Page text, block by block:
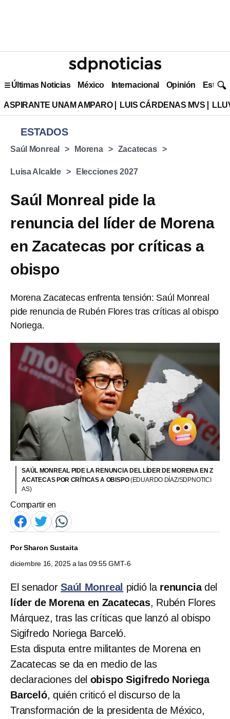
Últimas Noticias México Internacional Opinión Estilo
ASPIRANTE UNAM AMPARO LUIS CÁRDENAS MVS
ESTADOS
Saúl Monreal Morena Zacatecas
Luisa Alcalde Elecciones 2027
Saúl Monreal pide la
renuncia del líder de Morena
en Zacatecas por críticas a
obispo
Morena Zacatecas enfrenta tensión: Saúl Monreal
pide renuncia de Rubén Flores tras críticas al obispo
Noriega.
SAÚL MONREAL PIDE LA RENUNCIA DEL LÍDER DE MORENA EN Z
ACATECAS POR CRÍTICAS A OBISPO(EDUARDO DÍAZ/SDPNOTICI
AS)
Compartir en
PorSharon Sustaita
diciembre 16, 2025 a las 09:55 GMT-6
El senador Saúl Monreal pidió la renunciadel
líder de Morena en Zacatecas, Rubén Flores
Márquez, tras las críticas que lanzó al obispo
Sigifredo Noriega Barceló.
Esta disputa entre militantes de Morena en
Zacatecas se da en medio de las
declaraciones del obispo Sigifredo Noriega
Barceló, quién criticó el discurso de la
Transformación de la presidenta de México,